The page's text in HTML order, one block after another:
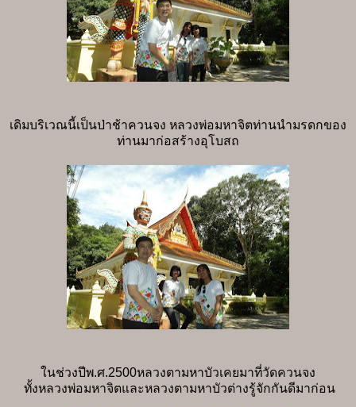
เดิมบริเวณนี้เป็นป่าช้าควนจง หลวงพ่อมหาจิตท่านนำมรดกของ
ท่านมาก่อสร้างอุโบสถ
ในช่วงปีพ.ศ.2500หลวงตามหาบัวเคยมาที่วัดควนจง
ทั้งหลวงพ่อมหาจิตและหลวงตามหาบัวต่างรู้จักกันดีมาก่อน